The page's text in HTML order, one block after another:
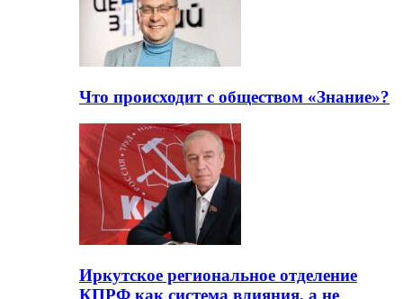
Что происходит с обществом «Знание»?
Иркутское региональное отделение
КПРФ как система влияния, а не